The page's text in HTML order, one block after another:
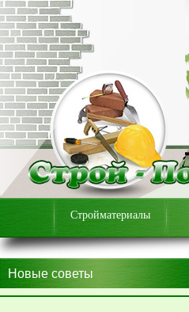
Стройматериалы
Новые советы